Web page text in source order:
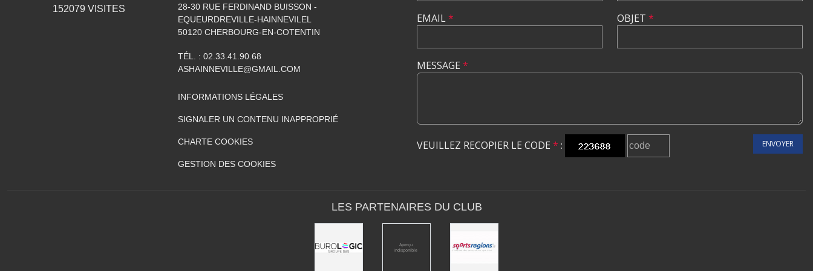
152079 VISITES
28-30 RUE FERDINAND BUISSON -
EQUEURDREVILLE-HAINNEVILEL
50120 CHERBOURG-EN-COTENTIN
TÉL. : 02.33.41.90.68
ASHAINNEVILLE@GMAIL.COM
INFORMATIONS LÉGALES
SIGNALER UN CONTENU INAPPROPRIÉ
CHARTE COOKIES
GESTION DES COOKIES
EMAIL* OBJET *
MESSAGE *
VEUILLEZ RECOPIER LE CODE * : ENVOYER
LES PARTENAIRES DU CLUB